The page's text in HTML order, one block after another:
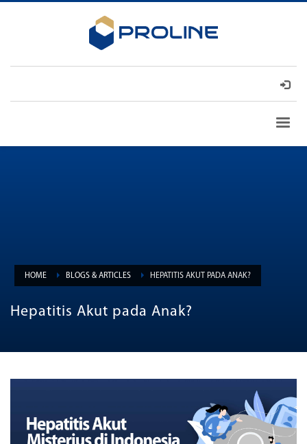
HOME BLOGS & ARTICLES HEPATITIS AKUT PADA ANAK?
Hepatitis Akut pada Anak?